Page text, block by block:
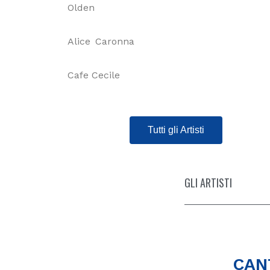
Olden
Alice Caronna
Cafe Cecile
Tutti gli Artisti
GLI ARTISTI